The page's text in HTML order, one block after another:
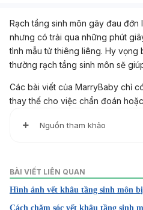
Rạch tầng sinh môn gây đau đớn
nhưng có trải qua những phút
tình mẫu tử thiêng liêng. Hy vọng
thường rạch tầng sinh môn sẽ
Các bài viết của MarryBaby chỉ
thay thế cho việc chẩn đoán
Nguồn tham khảo
https://my.clevelandclinic.org/
episiotomy
Truy cập ngày 15/03/2023
BÀI VIẾT LIÊN QUAN
Hình ảnh vết khâu tầng sinh môn
Cách chăm sóc vết khâu tầng sinh